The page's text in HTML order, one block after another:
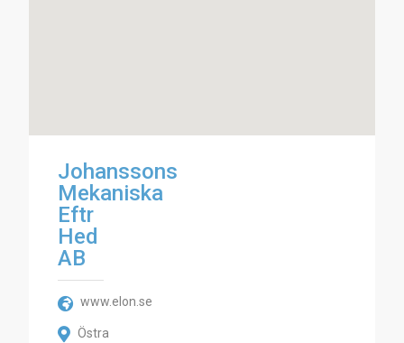
Johanssons
Mekaniska
Eftr
Hed
AB
www.elon.se
Östra